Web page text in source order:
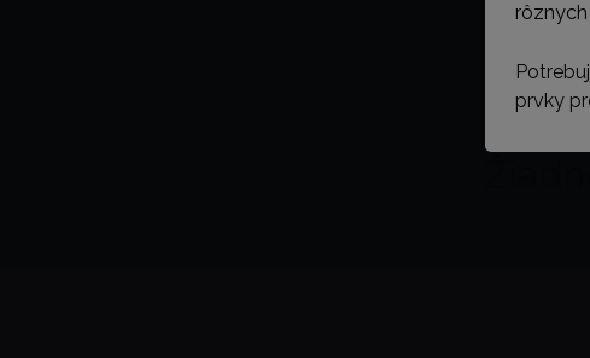
prvky